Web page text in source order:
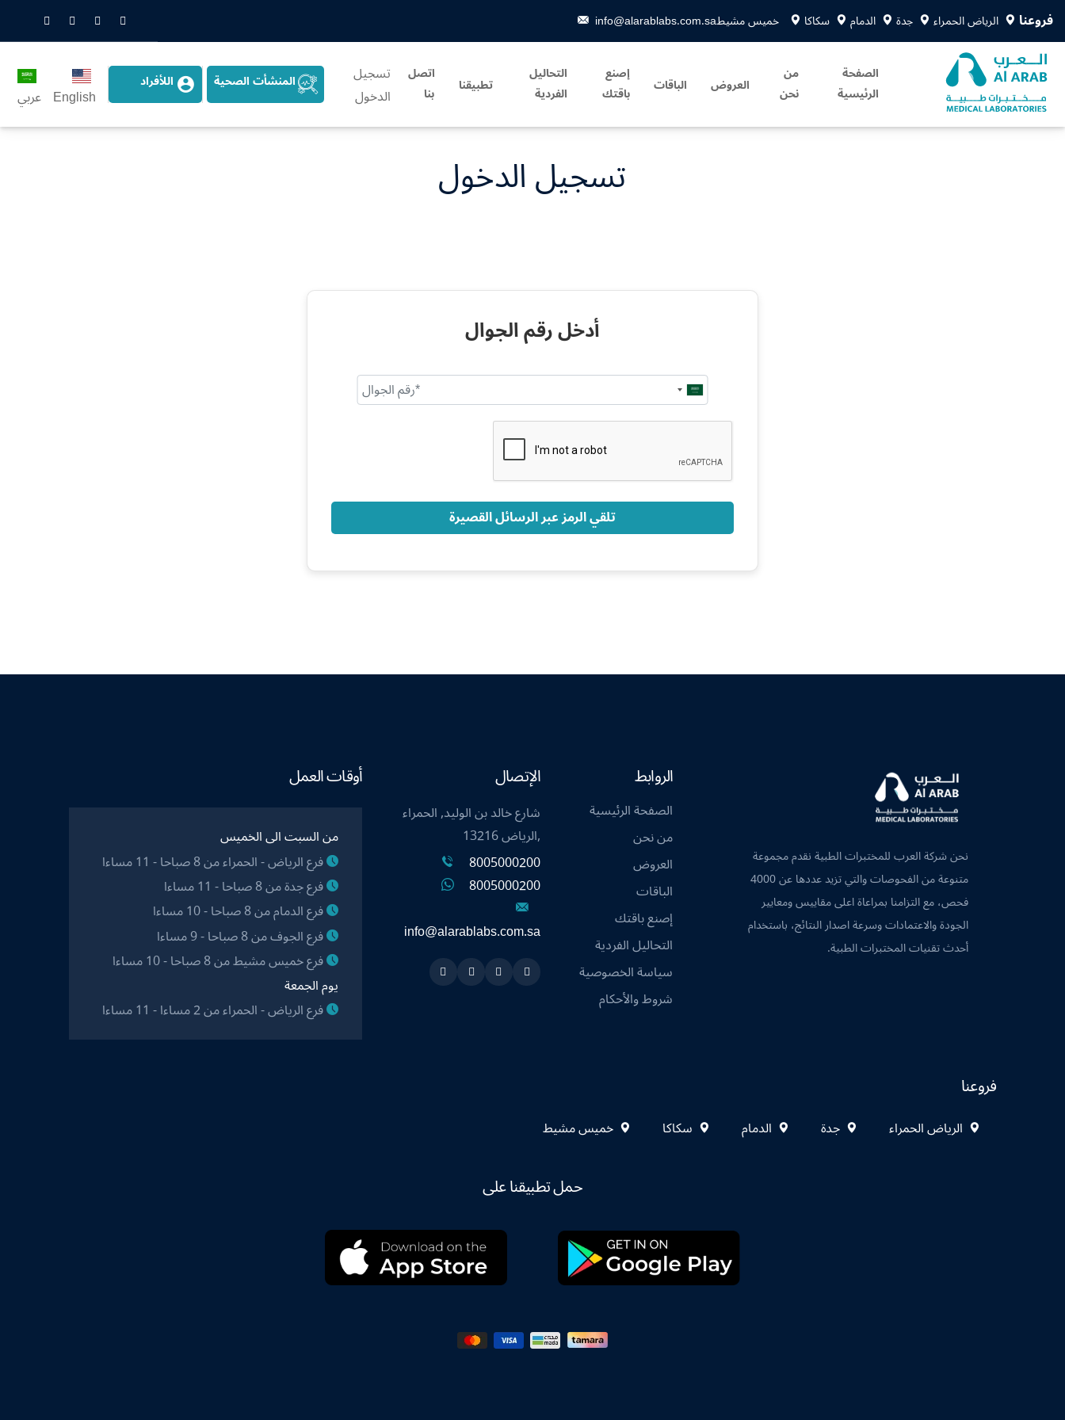
فروعنا الرياض الحمراء جدة الدمام سكاكا خميس مشيطinfo@alarablabs.com.sa
Snapchat
Twitter
LinkedIn
الصفحة
الرئيسية
من
نحن العروض الباقات إصنع
باقتك
التحاليل
الفردية تطبيقنا اتصل
بنا
تسجيل
الدخول
المنشأت الصحية اللأفراد
English عربي
تسجيل الدخول
أدخل رقم الجوال
Saudi
Arabia
تلقي الرمز عبر الرسائل القصيرة
نحن شركة العرب للمختبرات الطبية نقدم مجموعة
متنوعة من الفحوصات والتي تزيد عددها عن 4000
فحص، مع التزامنا بمراعاة اعلى مقاييس ومعايير
الجودة والاعتمادات وسرعة اصدار النتائج، باستخدام
أحدث تقنيات المختبرات الطبية.
الروابط
الصفحة الرئيسية
من نحن
العروض
الباقات
إصنع باقتك
التحاليل الفردية
سياسة الخصوصية
شروط والأحكام
الإتصال
شارع خالد بن الوليد, الحمراء
,الرياض 13216
8005000200
8005000200
info@alarablabs.com.sa
Snapchat
Twitter
Linkedin
Instagram
أوقات العمل
من السبت الى الخميس
فرع الرياض - الحمراء من 8 صباحا - 11 مساءا
فرع جدة من 8 صباحا - 11 مساءا
فرع الدمام من 8 صباحا - 10 مساءا
فرع الجوف من 8 صباحا - 9 مساءا
فرع خميس مشيط من 8 صباحا - 10 مساءا
يوم الجمعة
فرع الرياض - الحمراء من 2 مساءا - 11 مساءا
فروعنا
الرياض الحمراء جدة الدمام سكاكا خميس مشيط
حمل تطبيقنا على